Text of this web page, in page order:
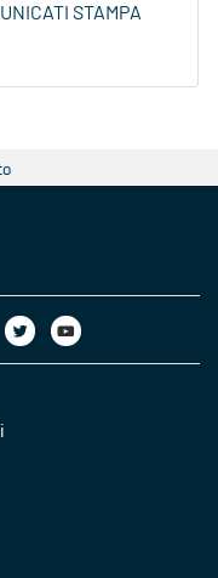
STAMPA